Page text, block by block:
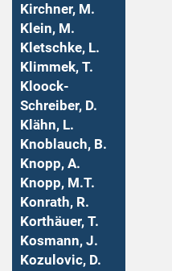
Kirchner, M.
Klein, M.
Kletschke, L.
Klimmek, T.
Kloock-
Schreiber, D.
Klähn, L.
Knoblauch, B.
Knopp, A.
Knopp, M.T.
Konrath, R.
Korthäuer, T.
Kosmann, J.
Kozulovic, D.